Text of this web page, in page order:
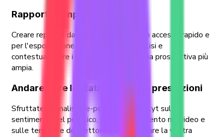
Rapporti completi aggregati
Creare report e dashboard di dati per un accesso rapido e
per l'esportazione, per alimentare l'analisi e
contestualizzare i risultati chiave con una prospettiva più
ampia.
Andare oltre le statistiche sulle prestazioni
Sfruttate le analisi pre-popolate di Exolyt sul
sentimento del pubblico, sul coinvolgimento nei video e
sulle tendenze del settore per alimentare la vostra